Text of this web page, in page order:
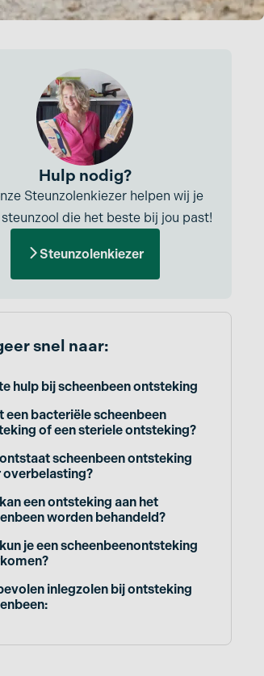
Hulp nodig?
Steunzolenkiezer helpen wij je
die het beste bij jou past!
Steunzolenkiezer
snel naar:
hulp bij scheenbeen ontsteking
een bacteriële scheenbeen
of een steriele ontsteking?
scheenbeen ontsteking
overbelasting?
een ontsteking aan het
worden behandeld?
je een scheenbeenontsteking
inlegzolen bij ontsteking